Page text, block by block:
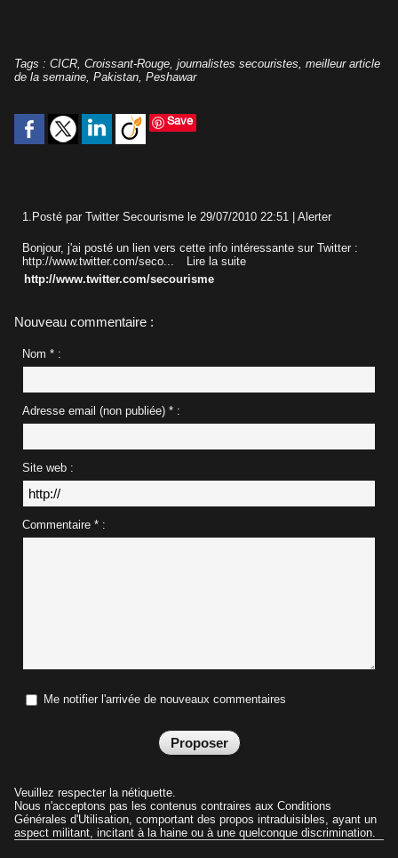
Tags : CICR Croissant-Rouge journalistes secouristes meilleur article
de la semaine Pakistan Peshawar
Save
1. Posté par Twitter Secourisme le 29/07/2010 22:51 Alerter
Bonjour, j'ai posté un lien vers cette info intéressante sur Twitter :
http://www.twitter.com/seco...
Lire la suite
http://www.twitter.com/secourisme
Nouveau commentaire :
Nom * :
Adresse email (non publiée) * :
Site web :
Commentaire * :
Me notifier l'arrivée de nouveaux commentaires
Veuillez respecter la nétiquette.
Nous n'acceptons pas les contenus contraires aux Conditions
Générales d'Utilisation, comportant des propos intraduisibles, ayant un
aspect militant, incitant à la haine ou à une quelconque discrimination.